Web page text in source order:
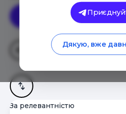
Навчання Статті
За релевантністю
Дякую, вже